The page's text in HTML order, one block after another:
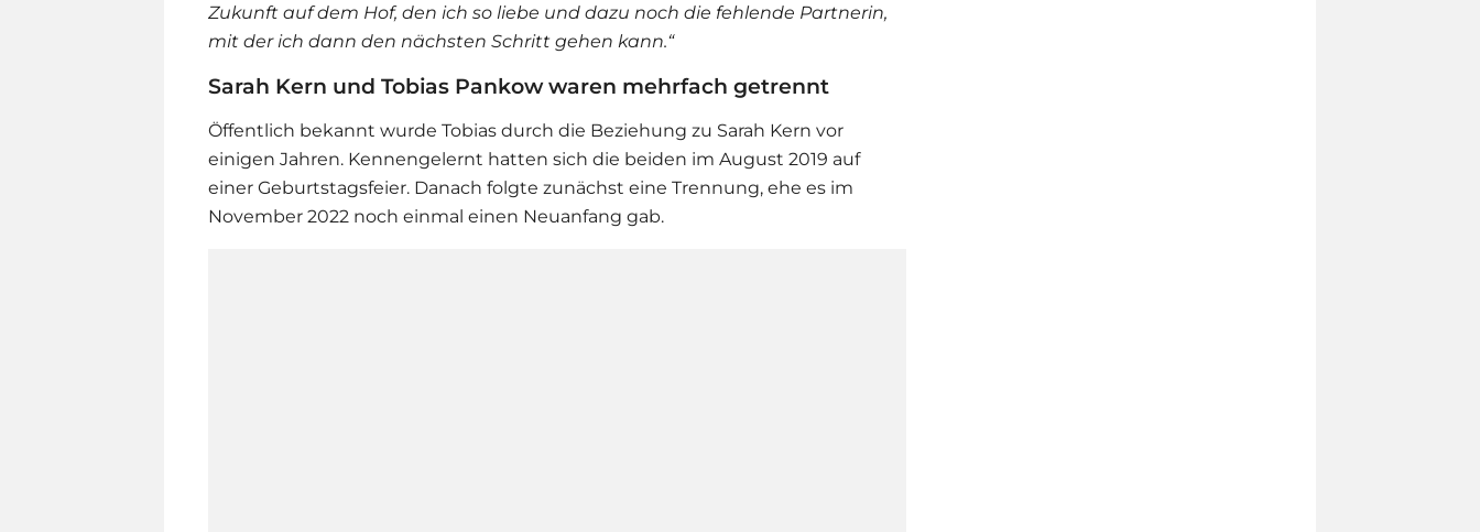
Zukunft auf dem Hof, den ich so liebe und dazu noch die fehlende Partnerin,
mit der ich dann den nächsten Schritt gehen kann.“
Sarah Kern und Tobias Pankow waren mehrfach getrennt
Öffentlich bekannt wurde Tobias durch die Beziehung zu Sarah Kern vor
einigen Jahren. Kennengelernt hatten sich die beiden im August 2019 auf
einer Geburtstagsfeier. Danach folgte zunächst eine Trennung, ehe es im
November 2022 noch einmal einen Neuanfang gab.